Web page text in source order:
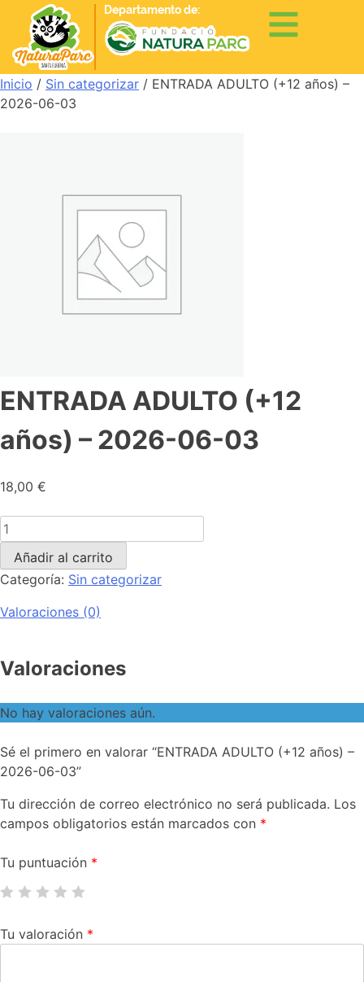
Departamento de:
Inicio / Sin categorizar / ENTRADA ADULTO (+12 años) –
2026-06-03
ENTRADA ADULTO (+12
años) – 2026-06-03
18,00 €
Añadir al carrito
Categoría: Sin categorizar
Valoraciones (0)
Valoraciones
No hay valoraciones aún.
Sé el primero en valorar “ENTRADA ADULTO (+12 años) –
2026-06-03”
Tu dirección de correo electrónico no será publicada. Los
campos obligatorios están marcados con *
Tu puntuación *
Tu valoración *